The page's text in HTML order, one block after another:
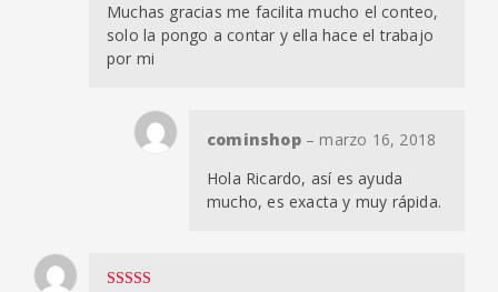
Muchas gracias me facilita mucho el conteo,
solo la pongo a contar y ella hace el trabajo
por mi
cominshop – marzo 16, 2018
Hola Ricardo, así es ayuda
mucho, es exacta y muy rápida.